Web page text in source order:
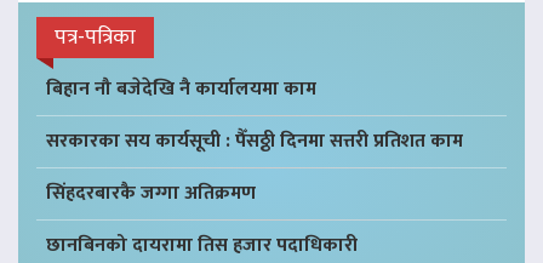
पत्र-पत्रिका
बिहान नौ बजेदेखि नै कार्यालयमा काम
सरकारका सय कार्यसूची : पैँसठ्ठी दिनमा सत्तरी प्रतिशत काम
सिंहदरबारकै जग्गा अतिक्रमण
छानबिनको दायरामा तिस हजार पदाधिकारी